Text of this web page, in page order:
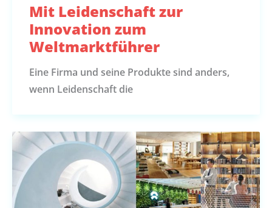
Mit Leidenschaft zur
Innovation zum
Weltmarktführer
Eine Firma und seine Produkte sind anders,
wenn Leidenschaft die